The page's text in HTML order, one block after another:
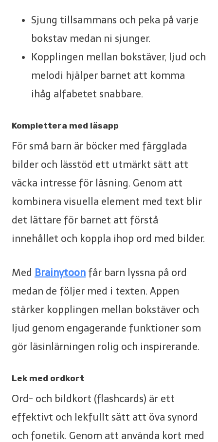
Sjung tillsammans och peka på varje
bokstav medan ni sjunger.
Kopplingen mellan bokstäver, ljud och
melodi hjälper barnet att komma
ihåg alfabetet snabbare.
Komplettera med läsapp
För små barn är böcker med färgglada
bilder och lässtöd ett utmärkt sätt att
väcka intresse för läsning. Genom att
kombinera visuella element med text blir
det lättare för barnet att förstå
innehållet och koppla ihop ord med bilder.
Med Brainytoon får barn lyssna på ord
medan de följer med i texten. Appen
stärker kopplingen mellan bokstäver och
ljud genom engagerande funktioner som
gör läsinlärningen rolig och inspirerande.
Lek med ordkort
Ord- och bildkort (flashcards) är ett
effektivt och lekfullt sätt att öva synord
och fonetik. Genom att använda kort med